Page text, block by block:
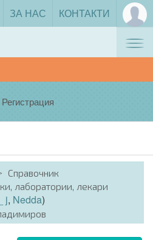
ЗА НАС КОНТАКТИ
Регистрация
Справочник
лаборатории, лекари
j, Nedda)